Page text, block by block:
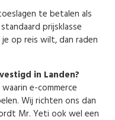
te betalen als
prijsklasse
op reis wilt, dan raden
in Landen?
e-commerce
Wij richten ons dan
Mr. Yeti ook wel een